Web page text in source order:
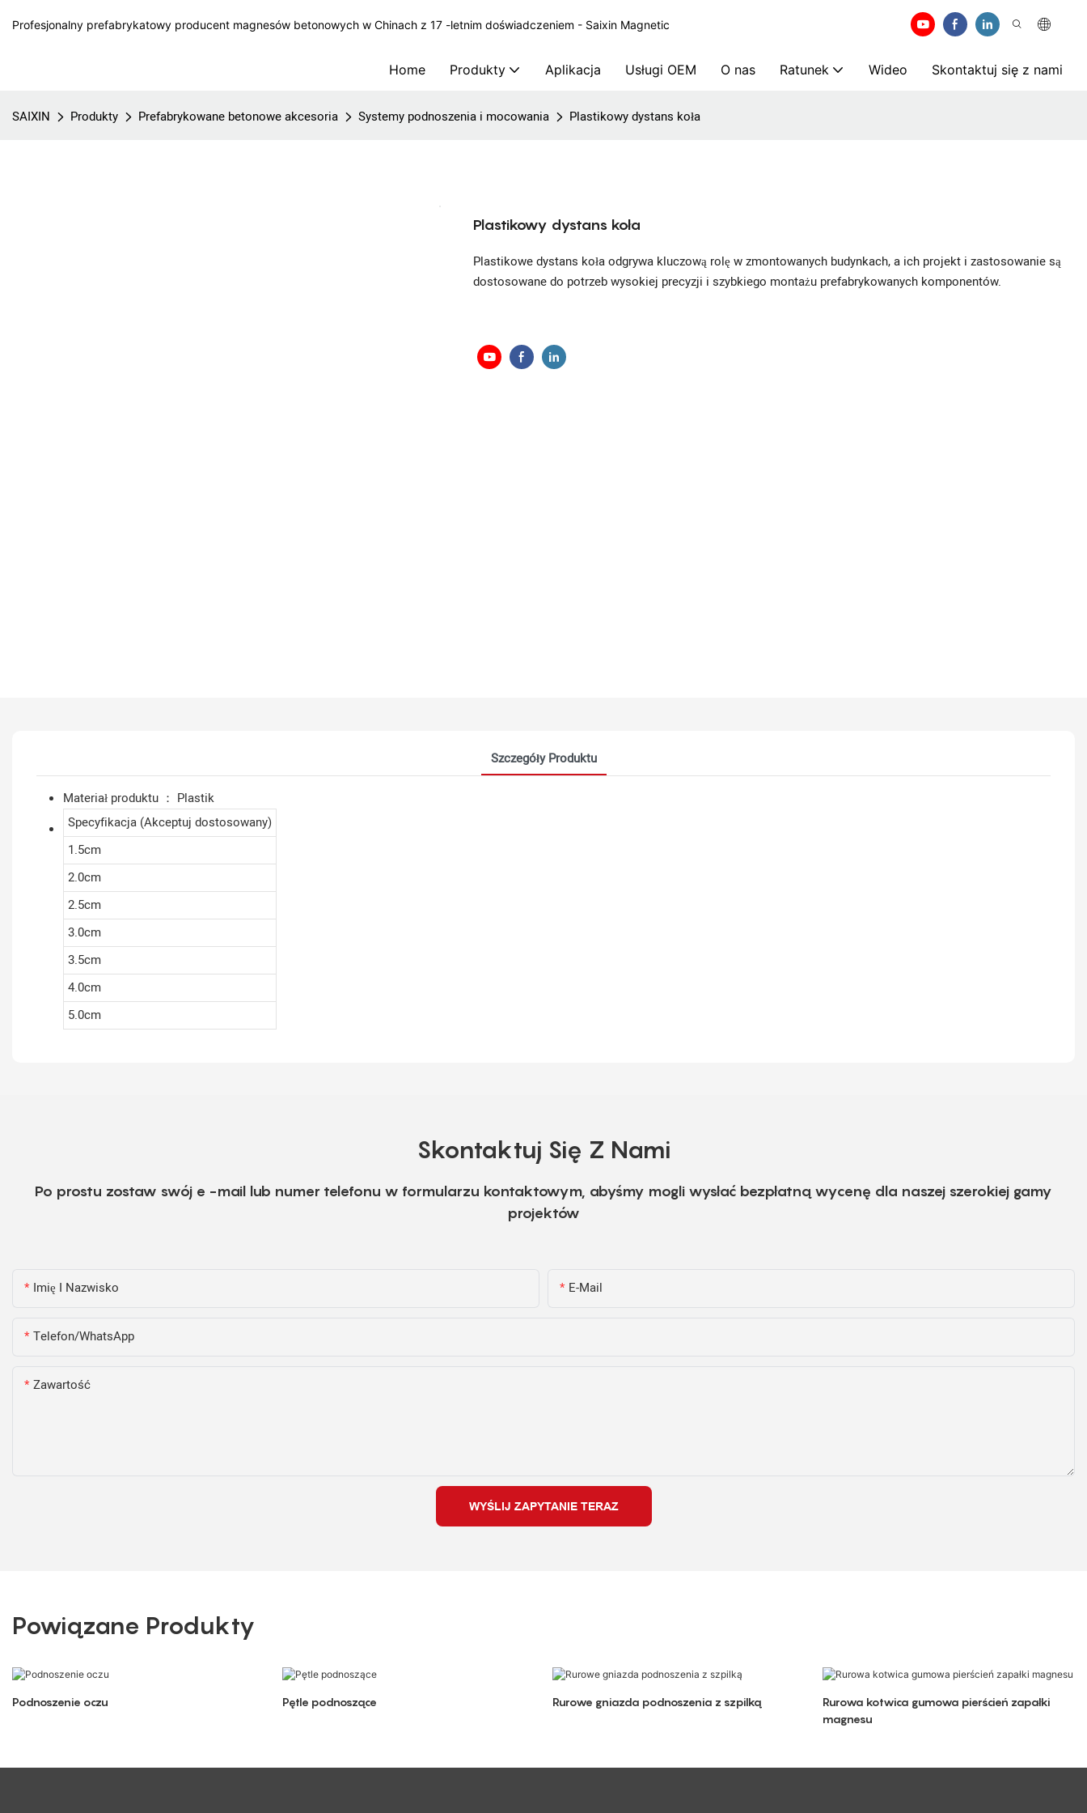
Profesjonalny prefabrykatowy producent magnesów betonowych w Chinach z 17 -letnim doświadczeniem - Saixin Magnetic
Home Produkty Aplikacja Usługi OEM O nas Ratunek Wideo Skontaktuj się z nami
SAIXIN Produkty Prefabrykowane betonowe akcesoria Systemy podnoszenia i mocowania Plastikowy dystans koła
Plastikowy dystans koła
Plastikowe dystans koła odgrywa kluczową rolę w zmontowanych budynkach, a ich projekt i zastosowanie są
dostosowane do potrzeb wysokiej precyzji i szybkiego montażu prefabrykowanych komponentów.
Szczegóły Produktu
Materiał produktu ： Plastik
Specyfikacja (Akceptuj dostosowany)
1.5cm
2.0cm
2.5cm
3.0cm
3.5cm
4.0cm
5.0cm
Skontaktuj Się Z Nami
Po prostu zostaw swój e -mail lub numer telefonu w formularzu kontaktowym, abyśmy mogli wysłać bezpłatną wycenę dla naszej szerokiej gamy
projektów
Imię I Nazwisko E-Mail
Telefon/WhatsApp
Zawartość
WYŚLIJ ZAPYTANIE TERAZ
Powiązane Produkty
Podnoszenie oczu Pętle podnoszące Rurowe gniazda podnoszenia z szpilką
Rurowa kotwica gumowa pierścień zapałki
magnesu